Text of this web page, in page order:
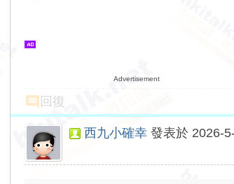
Advertisement
回復
西九小確幸 發表於 2026-